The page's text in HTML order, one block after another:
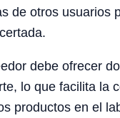
de otros usuarios
debe ofrecer
lo que facilita la
productos en el